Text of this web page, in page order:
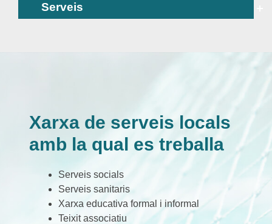
Serveis
Xarxa de serveis locals
amb la qual es treballa
Serveis socials
Serveis sanitaris
Xarxa educativa formal i informal
Teixit associatiu